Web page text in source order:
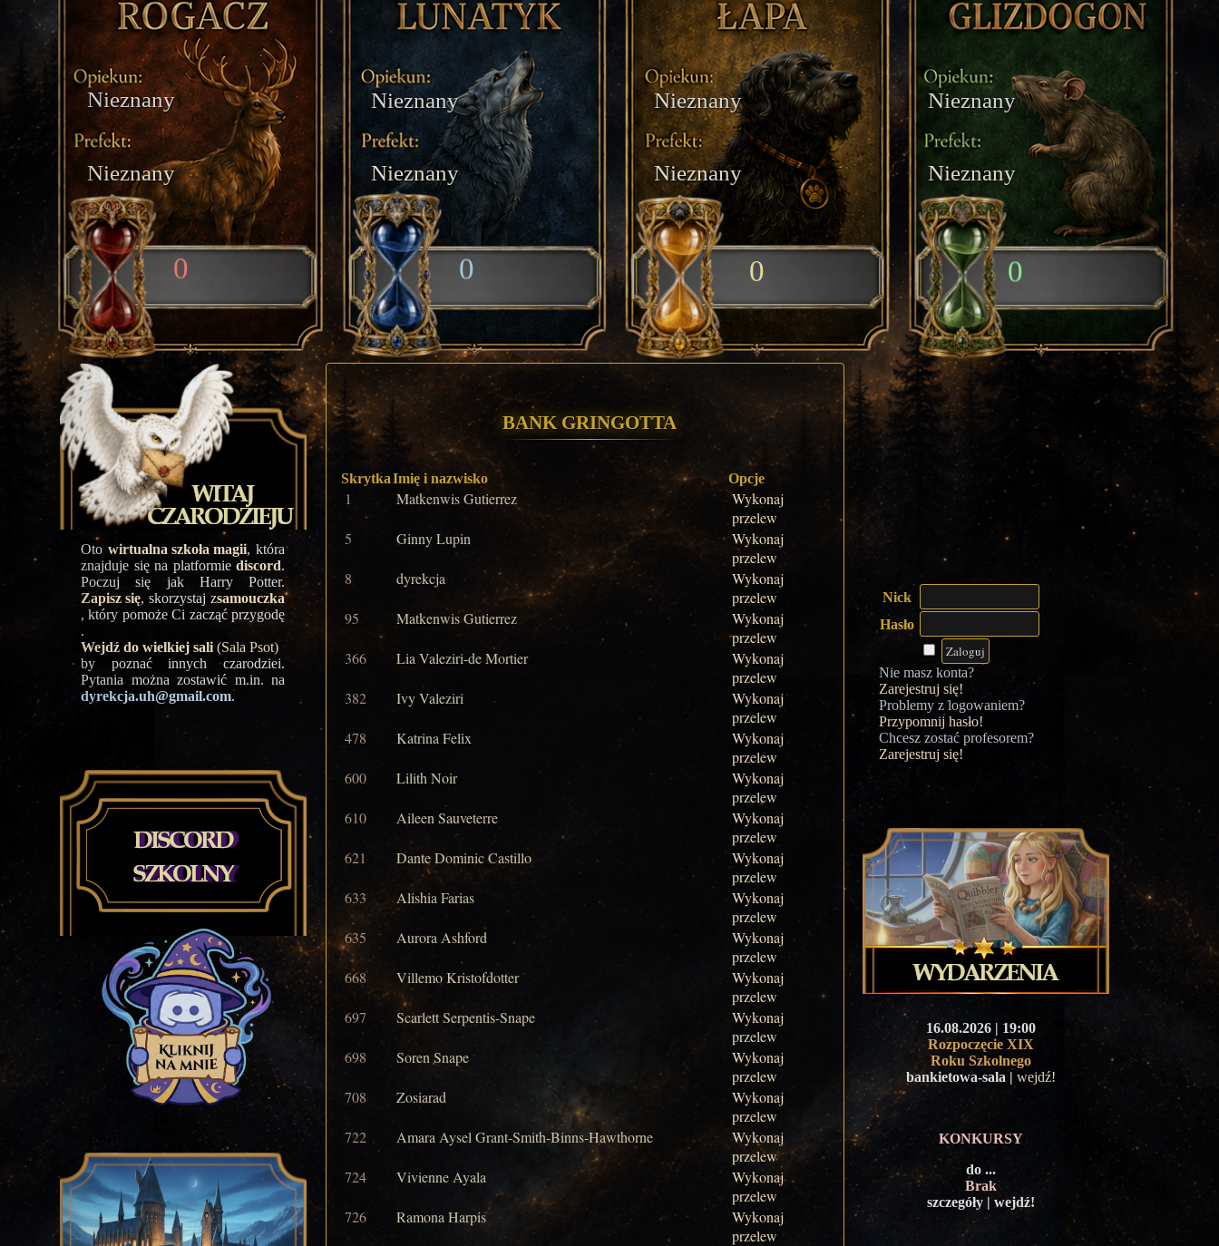
0 0 0 0
Nieznany
Nieznany
Nieznany
Nieznany
Nieznany
Nieznany
Nieznany
Nieznany
Oto wirtualna szkoła magii, która
znajduje się na platformie discord.
Poczuj się jak Harry Potter.
Zapisz się, skorzystaj zsamouczka
, który pomoże Ci zacząć przygodę
.
Wejdź do wielkiej sali (Sala Psot)
by poznać innych czarodziei.
Pytania można zostawić m.in. na
dyrekcja.uh@gmail.com.
Bank Gringotta
SkrytkaImię i nazwisko Opcje
1 Matkenwis Gutierrez
Wykonaj
przelew
5
Ginny Lupin
Wykonaj
przelew
8
dyrekcja
Wykonaj
przelew
95
Matkenwis Gutierrez
Wykonaj
przelew
366
Lia Valeziri-de Mortier
Wykonaj
przelew
382
Ivy Valeziri
Wykonaj
przelew
478
Katrina Felix
Wykonaj
przelew
600
Lilith Noir
Wykonaj
przelew
610
Aileen Sauveterre
Wykonaj
przelew
621
Dante Dominic Castillo
Wykonaj
przelew
633
Alishia Farias
Wykonaj
przelew
635
Aurora Ashford
Wykonaj
przelew
668
Villemo Kristofdotter
Wykonaj
przelew
697
Scarlett Serpentis-Snape
Wykonaj
przelew
698
Soren Snape
Wykonaj
przelew
708
Zosiarad
Wykonaj
przelew
722
Amara Aysel Grant-Smith-Binns-Hawthorne
Wykonaj
przelew
724
Vivienne Ayala
Wykonaj
przelew
726
Ramona Harpis
Wykonaj
przelew
Nick
Hasło
Nie masz konta?
Zarejestruj się!
Problemy z logowaniem?
Przypomnij hasło!
Chcesz zostać profesorem?
Zarejestruj się!
16.08.2026 | 19:00
Rozpoczęcie XIX
Roku Szkolnego
bankietowa-sala | wejdź!
KONKURSY
do ...
Brak
szczegóły | wejdź!